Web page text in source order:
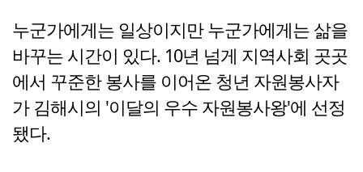
누군가에게는 일상이지만 누군가에게는 삶을
바꾸는 시간이 있다. 10년 넘게 지역사회 곳곳
에서 꾸준한 봉사를 이어온 청년 자원봉사자
가 김해시의 '이달의 우수 자원봉사왕'에 선정
됐다.